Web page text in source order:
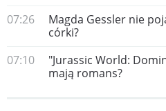
07:26
Magda Gessler nie
córki?
07:10
"Jurassic World:
mają romans?